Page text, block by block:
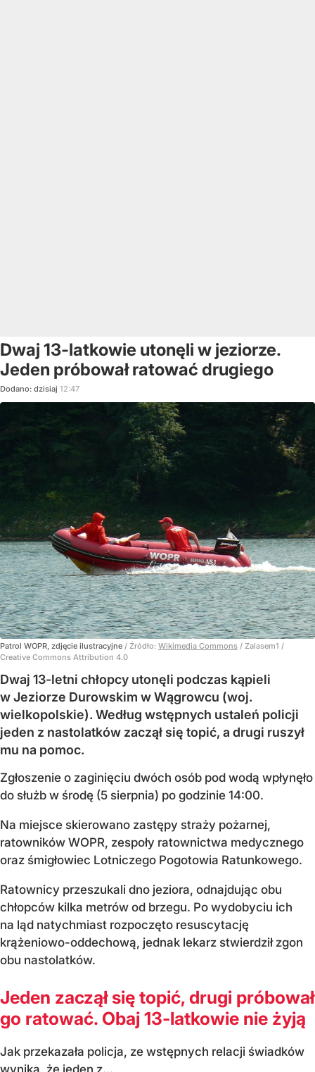
Dwaj 13-latkowie utonęli w jeziorze.
Jeden próbował ratować drugiego
Dodano: dzisiaj 12:47
Patrol WOPR, zdjęcie ilustracyjne / Źródło: Wikimedia Commons / Zalasem1 /
Creative Commons Attribution 4.0
Dwaj 13-letni chłopcy utonęli podczas kąpieli
w Jeziorze Durowskim w Wągrowcu (woj.
wielkopolskie). Według wstępnych ustaleń policji
jeden z nastolatków zaczął się topić, a drugi ruszył
mu na pomoc.
Zgłoszenie o zaginięciu dwóch osób pod wodą wpłynęło
do służb w środę (5 sierpnia) po godzinie 14:00.
Na miejsce skierowano zastępy straży pożarnej,
ratowników WOPR, zespoły ratownictwa medycznego
oraz śmigłowiec Lotniczego Pogotowia Ratunkowego.
Ratownicy przeszukali dno jeziora, odnajdując obu
chłopców kilka metrów od brzegu. Po wydobyciu ich
na ląd natychmiast rozpoczęto resuscytację
krążeniowo-oddechową, jednak lekarz stwierdził zgon
obu nastolatków.
Jeden zaczął się topić, drugi próbował
go ratować. Obaj 13-latkowie nie żyją
Jak przekazała policja, ze wstępnych relacji świadków
wynika, że jeden z...